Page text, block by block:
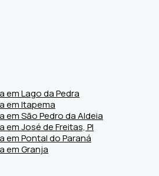
em Lago da Pedra
em Itapema
São Pedro da Aldeia
José de Freitas, PI
em Pontal do Paraná
em Granja